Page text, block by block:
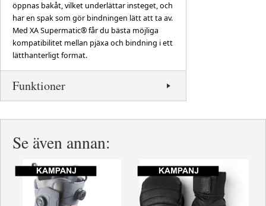
öppnas bakåt, vilket underlättar insteget, och
har en spak som gör bindningen lätt att ta av.
Med XA Supermatic® får du bästa möjliga
kompatibilitet mellan pjäxa och bindning i ett
lätthanterligt format.
Funktioner
Se även annan: